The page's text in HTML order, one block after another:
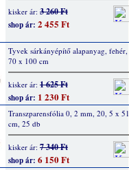
kisker ár: 3 260 Ft
shop ár: 2 455 Ft
Tyvek sárkányépítő alapanyag, fehér,
70 x 100 cm
kisker ár: 1 625 Ft
shop ár: 1 230 Ft
Transzparensfólia 0, 2 mm, 20, 5 x 51
cm, 25 db
kisker ár: 7 340 Ft
shop ár: 6 150 Ft